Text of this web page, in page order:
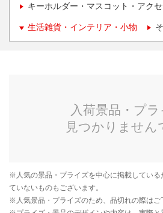
キーホルダー・マスコット・アク
生活雑貨・インテリア・小物